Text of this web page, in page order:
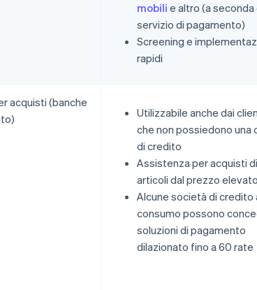
mobili e altro (a seconda
servizio di pagamento)
Screening e
rapidi
acquisti (banche
Utilizzabile anche dai
che non possiedono una
di credito
Assistenza per acquisti di
articoli dal prezzo elevato
Alcune società di credito
consumo possono
soluzioni di pagamento
dilazionato fino a 60 rate